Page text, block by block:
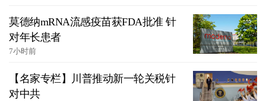
莫德纳mRNA流感疫苗获FDA批准 针
对年长患者
7小时前
【名家专栏】川普推动新一轮关税针
对中共